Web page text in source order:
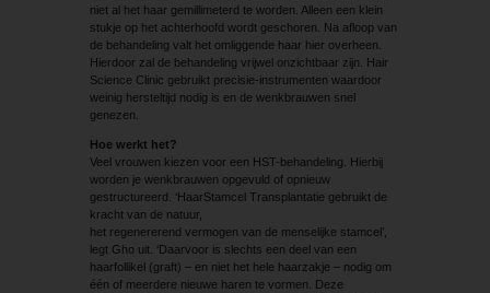
niet al het haar gemillimeterd te worden. Alleen een klein
stukje op het achterhoofd wordt geschoren. Na afloop van
de behandeling valt het omliggende haar hier overheen.
Hierdoor zal de behandeling vrijwel onzichtbaar zijn. Hair
Science Clinic gebruikt precisie-instrumenten waardoor
weinig hersteltijd nodig is en de wenkbrauwen snel
genezen.
Hoe werkt het?
Veel vrouwen kiezen voor een HST-behandeling. Hierbij
worden je wenkbrauwen opgevuld of opnieuw
gestructureerd. ‘HaarStamcel Transplantatie gebruikt de
kracht van de natuur,
het regenererend vermogen van de menselijke stamcel’,
legt Gho uit. ‘Daarvoor is slechts een deel van een
haarfollikel (graft) – en niet het hele haarzakje – nodig om
één of meerdere nieuwe haren te vormen. Deze